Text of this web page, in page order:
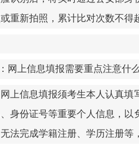
重新拍照， 累计比对次数不得
网上信息填报需要重点注意什
上信息填报须考生本人认真
身份证号等重要个人信息，以
法完成学籍注册、学历注册等